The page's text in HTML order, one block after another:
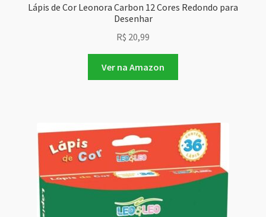
Lápis de Cor Leonora Carbon 12 Cores Redondo para
Desenhar
R$ 20,99
Ver na Amazon